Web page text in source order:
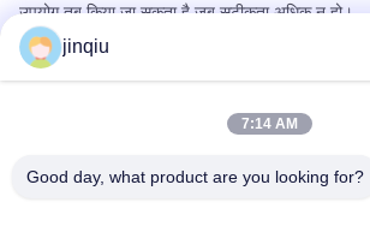
उपयोग तब किया जा सकता है जब सटीकता अधिक न हो।
ब्रिनेल को विकर्स में परिवर्तित करना
ब्रिनेल कठोरता और विकर्स कठोरता के बीच संबंध भी
है और रूपांतरण त्रुटि ±2HV होती है।
jinqiu
7:14 AM
Good day, what product are you looking for?